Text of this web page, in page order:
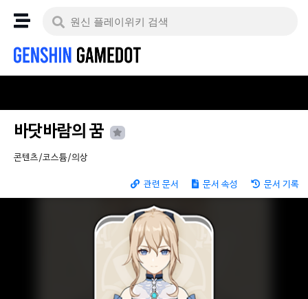
바닷바람의 꿈
콘텐츠/코스튬/의상
관련 문서 문서 속성 문서 기록